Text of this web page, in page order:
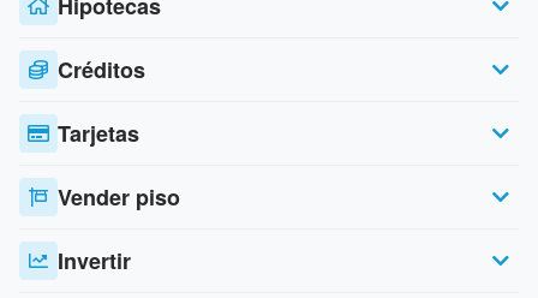
Créditos
Tarjetas
Vender piso
Invertir